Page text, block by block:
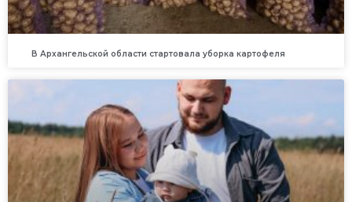
В Архангельской области стартовала уборка картофеля